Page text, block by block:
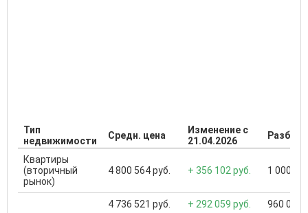
Тип
недвижимости
Средн. цена
Изменение с
21.04.2026
Квартиры
(вторичный
рынок)
4 800 564 руб. + 356 102 руб. 1 000
4 736 521 руб. + 292 059 руб. 960 000